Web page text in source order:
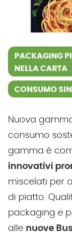
PACKAGING
NELLA CARTA
CONSUMO
Nuova
consumo
gamma è
innovativi
miscelati per
di piatto.
packaging e
alle nuove